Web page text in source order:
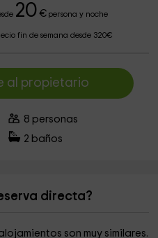
20 €persona y noche
fin de semana desde 320€
al propietario
8 personas
2 baños
directa?
son muy similares.